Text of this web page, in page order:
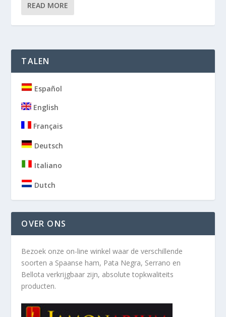
READ MORE
TALEN
Español
English
Français
Deutsch
Italiano
Dutch
OVER ONS
Bezoek onze on-line winkel waar de verschillende
soorten a Spaanse ham, Pata Negra, Serrano en
Bellota verkrijgbaar zijn, absolute topkwaliteits
producten.